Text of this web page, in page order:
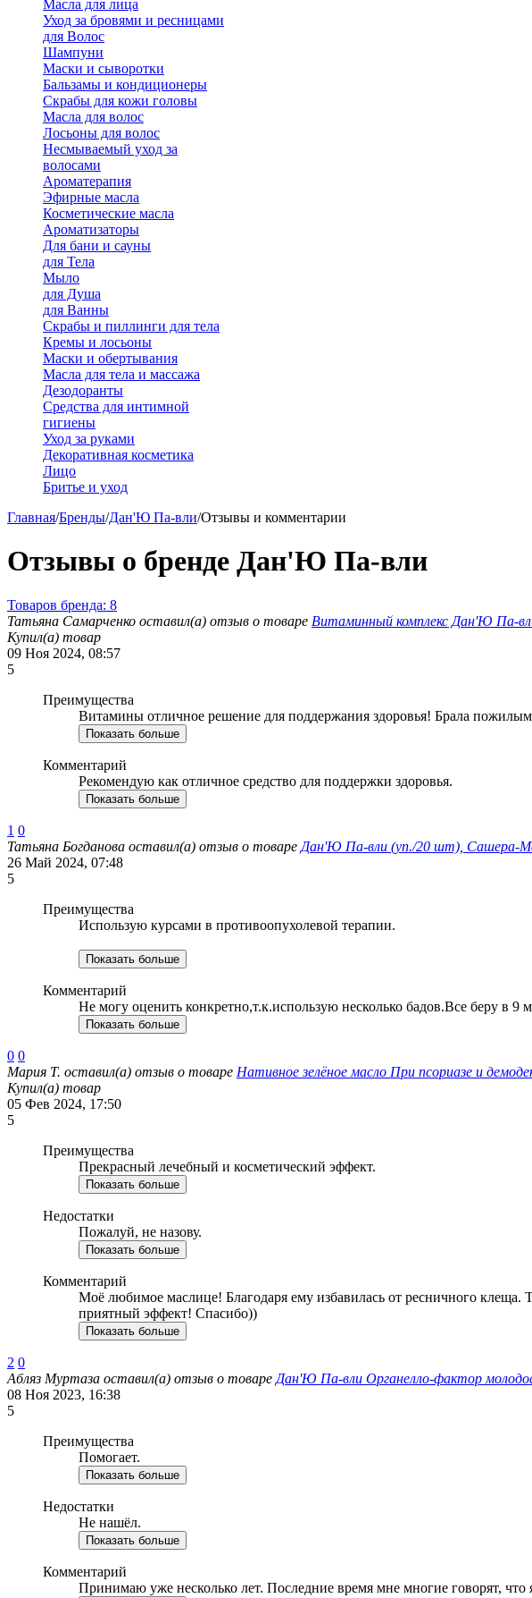
Масла для лица
Уход за бровями и ресницами
для Волос
Шампуни
Маски и сыворотки
Бальзамы и кондиционеры
Скрабы для кожи головы
Масла для волос
Лосьоны для волос
Несмываемый уход за
волосами
Ароматерапия
Эфирные масла
Косметические масла
Ароматизаторы
Для бани и сауны
для Тела
Мыло
для Душа
для Ванны
Скрабы и пиллинги для тела
Кремы и лосьоны
Маски и обертывания
Масла для тела и массажа
Дезодоранты
Средства для интимной
гигиены
Уход за руками
Декоративная косметика
Лицо
Бритье и уход
Главная/Бренды/Дан'Ю Па-вли/Отзывы и комментарии
Отзывы о бренде Дан'Ю Па-вли
Товаров бренда: 8
Татьяна Самарченко оставил(а) отзыв о товаре Витаминный комплекс Дан'Ю Па-
Купил(а) товар
09 Ноя 2024, 08:57
5
Преимущества
Витамины отличное решение для поддержания здоровья! Брала
Показать больше
Комментарий
Рекомендую как отличное средство для поддержки здоровья.
Показать больше
1 0
Татьяна Богданова оставил(а) отзыв о товаре Дан'Ю Па-вли (уп./20 шт), Сашера-
26 Май 2024, 07:48
5
Преимущества
Использую курсами в противоопухолевой терапии.
Показать больше
Комментарий
Не могу оценить конкретно,т.к.использую несколько бадов.Все беру в 9
Показать больше
0 0
Мария Т. оставил(а) отзыв о товаре Нативное зелёное масло При псориазе и
Купил(а) товар
05 Фев 2024, 17:50
5
Преимущества
Прекрасный лечебный и косметический эффект.
Показать больше
Недостатки
Пожалуй, не назову.
Показать больше
Комментарий
Моё любимое маслице! Благодаря ему избавилась от ресничного
приятный эффект! Спасибо))
Показать больше
2 0
Абляз Муртаза оставил(а) отзыв о товаре Дан'Ю Па-вли Органелло-фактор
08 Ноя 2023, 16:38
5
Преимущества
Помогает.
Показать больше
Недостатки
Не нашёл.
Показать больше
Комментарий
Принимаю уже несколько лет. Последние время мне многие говорят,